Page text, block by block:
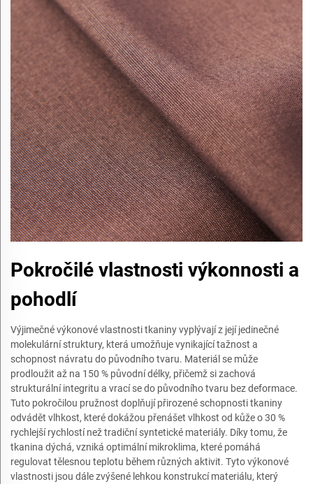
Pokročilé vlastnosti výkonnosti a
pohodlí
Výjimečné výkonové vlastnosti tkaniny vyplývají z její jedinečné
molekulární struktury, která umožňuje vynikající tažnost a
schopnost návratu do původního tvaru. Materiál se může
prodloužit až na 150 % původní délky, přičemž si zachová
strukturální integritu a vrací se do původního tvaru bez deformace.
Tuto pokročilou pružnost doplňují přirozené schopnosti tkaniny
odvádět vlhkost, které dokážou přenášet vlhkost od kůže o 30 %
rychlejší rychlostí než tradiční syntetické materiály. Díky tomu, že
tkanina dýchá, vzniká optimální mikroklima, které pomáhá
regulovat tělesnou teplotu během různých aktivit. Tyto výkonové
vlastnosti jsou dále zvýšené lehkou konstrukcí materiálu, který